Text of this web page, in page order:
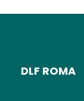
DLF ROMA